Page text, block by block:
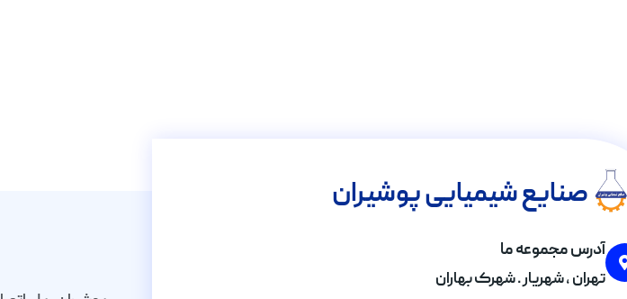
صنایع شیمیایی پوشیران
آدرس مجموعه ما
تهران , شهریار . شهرک بهاران